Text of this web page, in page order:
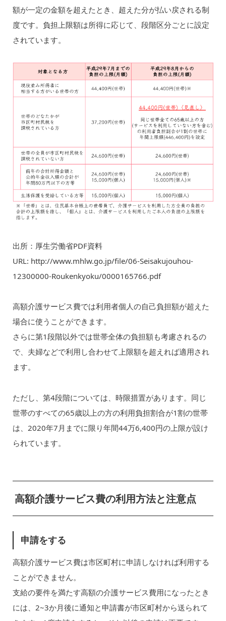
額が一定の金額を超えたとき、超えた分が払い戻される制
度です。負担上限額は所得に応じて、段階区分ごとに設定
されています。
出所：厚生労働省PDF資料
URL: http://www.mhlw.go.jp/file/06-Seisakujouhou-
12300000-Roukenkyoku/0000165766.pdf
高額介護サービス費では利用者個人の自己負担額が超えた
場合に使うことができます。
さらに第1段階以外では世帯全体の負担額も考慮されるの
で、夫婦などで利用し合わせて上限額を超えれば適用され
ます。
ただし、第4段階については、時限措置があります。同じ
世帯のすべての65歳以上の方の利用負担割合が1割の世帯
は、2020年7月までに限り年間44万6,400円の上限が設け
られています。
高額介護サービス費の利用方法と注意点
申請をする
高額介護サービス費は市区町村に申請しなければ利用する
ことができません。
支給の要件を満たす高額の介護サービス費用になったとき
には、2~3か月後に通知と申請書が市区町村から送られて